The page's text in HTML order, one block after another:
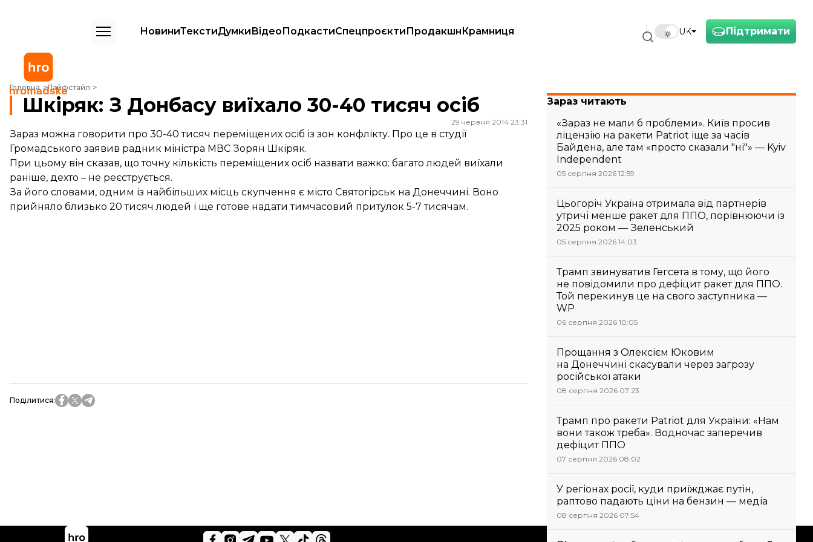
Підтримати
UK
НовиниТекстиДумкиВідеоПодкастиСпецпроєктиПродакшнКрамниця
Головна Лайфстайл
Шкіряк: З Донбасу виїхало 30-40 тисяч осіб
Шкіряк: З Донбасу виїхало 30-40 тисяч осіб
29 червня 2014 23:31
Зараз можна говорити про 30-40 тисяч переміщених осіб із зон конфлікту. Про це в студії
Громадського заявив радник міністра МВС Зорян Шкіряк.
При цьому він сказав, що точну кількість переміщених осіб назвати важко: багато людей виїхали
раніше, дехто – не реєструється.
За його словами, одним із найбільших місць скупчення є місто Святогірськ на Донеччині. Воно
прийняло близько 20 тисяч людей і ще готове надати тимчасовий притулок 5-7 тисячам.
Поділитися:
Зараз читають
«Зараз не мали б проблеми». Київ просив
ліцензію на ракети Patriot іще за часів
Байдена, але там «просто сказали "ні"» — Kyiv
Independent
05 серпня 2026 12:59
Цьогоріч Україна отримала від партнерів
утричі менше ракет для ППО, порівнюючи із
2025 роком — Зеленський
05 серпня 2026 14:03
Трамп звинуватив Гегсета в тому, що його
не повідомили про дефіцит ракет для ППО.
Той перекинув це на свого заступника —
WP
06 серпня 2026 10:05
Прощання з Олексієм Юковим
на Донеччині скасували через загрозу
російської атаки
08 серпня 2026 07:23
Трамп про ракети Patriot для України: «Нам
вони також треба». Водночас заперечив
дефіцит ППО
07 серпня 2026 08:02
У регіонах росії, куди приїжджає путін,
раптово падають ціни на бензин — медіа
08 серпня 2026 07:54